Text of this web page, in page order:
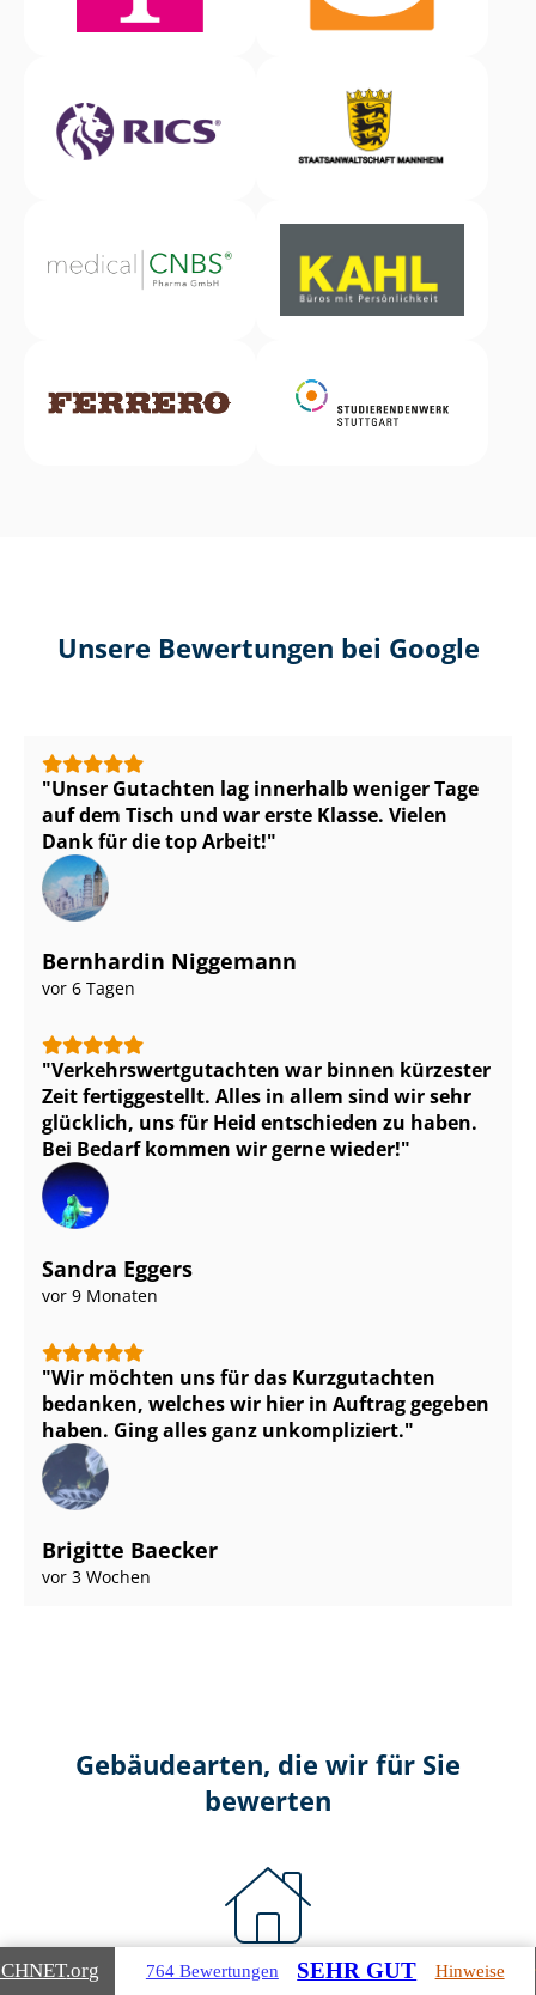
Unsere Bewertungen bei Google
Unser Gutachten lag innerhalb weniger Tage
auf dem Tisch und war erste Klasse. Vielen
Dank für die top Arbeit!
Bernhardin Niggemann
vor 6 Tagen
Ver­kehrs­wert­gut­ach­ten war binnen kürzester
Zeit fertiggestellt. Alles in allem sind wir sehr
glücklich, uns für Heid entschieden zu haben.
Bei Bedarf kommen wir gerne wieder!
Sandra Eggers
vor 9 Monaten
Wir möchten uns für das Kurzgutachten
bedanken, welches wir hier in Auftrag gegeben
haben. Ging alles ganz unkompliziert.
Brigitte Baecker
vor 3 Wochen
Gebäudearten, die wir für Sie
bewerten
Wohnimmobilien
.org 764 Bewertungen SEHR GUT Hinweise